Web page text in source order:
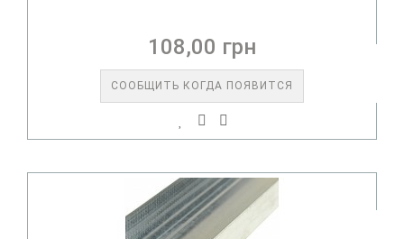
108,00 грн
СООБЩИТЬ КОГДА ПОЯВИТСЯ